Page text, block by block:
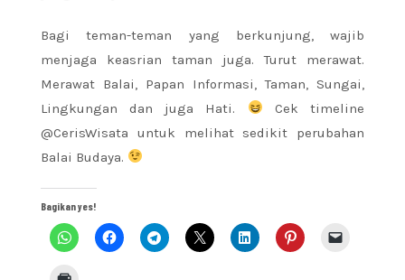
Bagi teman-teman yang berkunjung, wajib
menjaga keasrian taman juga. Turut merawat.
Merawat Balai, Papan Informasi, Taman, Sungai,
Lingkungan dan juga Hati.
Cek timeline
@CerisWisata untuk melihat sedikit perubahan
Balai Budaya.
Bagikan yes!